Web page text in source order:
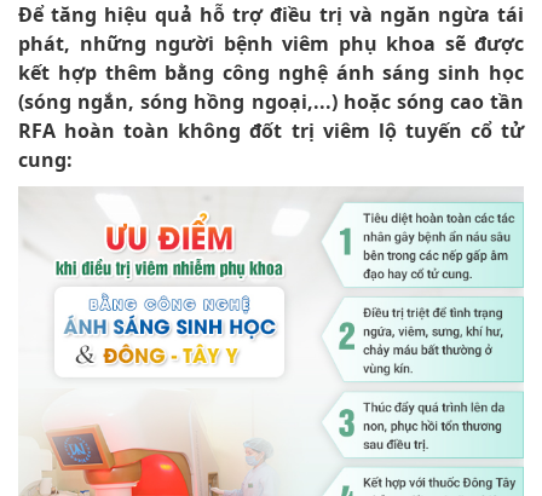
Để tăng hiệu quả hỗ trợ điều trị và ngăn ngừa tái
phát, những người bệnh viêm phụ khoa sẽ được
kết hợp thêm bằng công nghệ ánh sáng sinh học
(sóng ngắn, sóng hồng ngoại,...) hoặc sóng cao tần
RFA hoàn toàn không đốt trị viêm lộ tuyến cổ tử
cung: